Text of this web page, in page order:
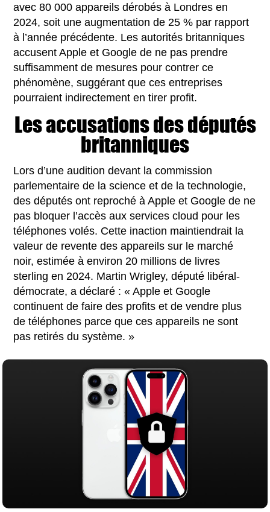
avec 80 000 appareils dérobés à Londres en
2024, soit une augmentation de 25 % par rapport
à l’année précédente. Les autorités britanniques
accusent Apple et Google de ne pas prendre
suffisamment de mesures pour contrer ce
phénomène, suggérant que ces entreprises
pourraient indirectement en tirer profit.
Les accusations des députés
britanniques
Lors d’une audition devant la commission
parlementaire de la science et de la technologie,
des députés ont reproché à Apple et Google de ne
pas bloquer l’accès aux services cloud pour les
téléphones volés. Cette inaction maintiendrait la
valeur de revente des appareils sur le marché
noir, estimée à environ 20 millions de livres
sterling en 2024. Martin Wrigley, député libéral-
démocrate, a déclaré : « Apple et Google
continuent de faire des profits et de vendre plus
de téléphones parce que ces appareils ne sont
pas retirés du système. »